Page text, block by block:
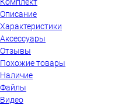
Описание
Характеристики
Аксессуары
Отзывы
Похожие товары
Наличие
Файлы
Видео